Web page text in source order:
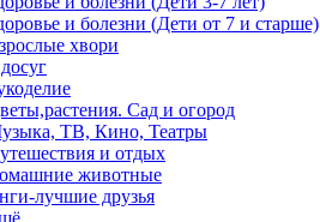
и болезни (Дети от 7 и старше)
хвори
Сад и огород
ТВ, Кино, Театры
и отдых
животные
лучшие друзья